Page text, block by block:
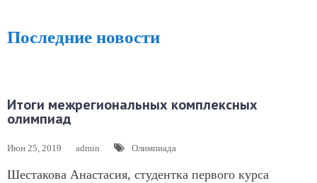
Последние новости
Итоги межрегиональных комплексных
олимпиад
Июн 25, 2019 admin Олимпиада
Шестакова Анастасия, студентка первого курса